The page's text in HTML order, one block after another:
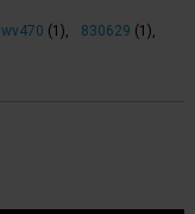
wv470 (1) 830629 (1)